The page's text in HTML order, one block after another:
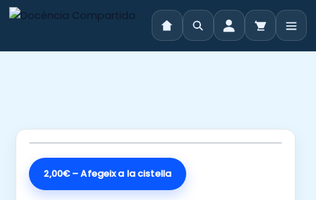
2,00€ – Afegeix a la cistella